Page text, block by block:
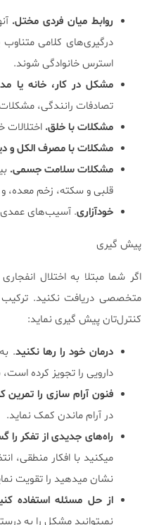
روابط میان فردی مختل.
درگیری‌های کلامی متناوب
استرس خانوادگی شوند.
مشکل در کار، خانه یا
تصادفات رانندگی،
مشکلات با خلق.
مشکلات با مصرف الکل و
مشکلات سلامت جسمی.
قلبی و سکته، زخم معده،
خودآزاری. آسیب‌های عمدی
پیش گیری
اگر شما مبتلا به اختلال
متخصصی دریافت نکنید. ترکیب
کنترل‌تان پیش گیری نماید:
درمان خود را رها نکنید.
دارویی را تجویز کرده
فنون آرام سازی را تمرین
در آرام ماندن کمک نماید.
راه‌های جدیدی از تفکر
میکنید با افکار منطقی،
نشان میدهید را تقویت
از حل مسئله استفاده
نمیتوانید مشکل را به